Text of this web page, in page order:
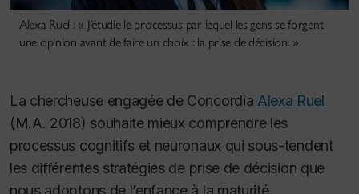
Alexa Ruel : « J’étudie le processus par lequel les gens se forgent
une opinion avant de faire un choix : la prise de décision. »
La chercheuse engagée de Concordia Alexa Ruel
(M.A. 2018) souhaite mieux comprendre les
processus cognitifs et neuronaux qui sous-tendent
les différentes stratégies de prise de décision que
nous adoptons de l’enfance à la maturité.